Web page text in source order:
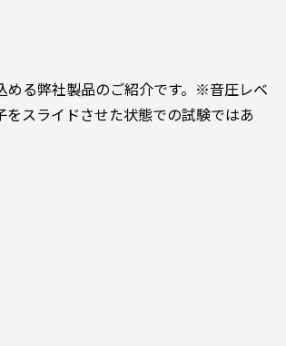
る弊社製品のご紹介です。※音圧レベ
スライドさせた状態での試験ではあ